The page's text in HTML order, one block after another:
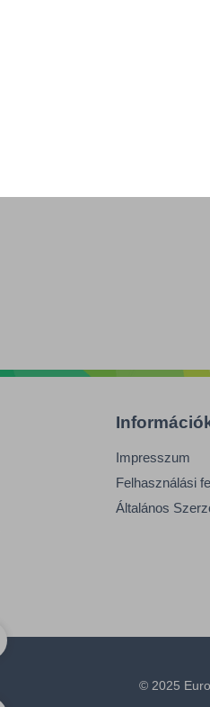
Impresszum
Felhasználási
Általános
© 2025